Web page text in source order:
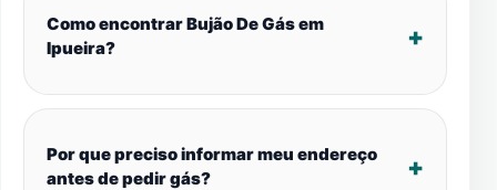
Como encontrar Bujão De Gás em
Ipueira?
Por que preciso informar meu endereço
antes de pedir gás?